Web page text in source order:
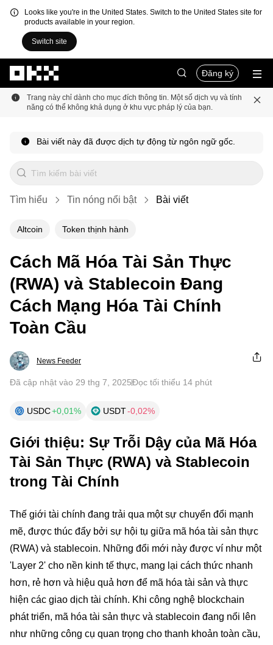
Looks like you're in the United States. Switch to the United States site for
products available in your region.
Switch site
Đăng ký
Trang này chỉ dành cho mục đích thông tin. Một số dịch vụ và tính
năng có thể không khả dụng ở khu vực pháp lý của bạn.
Bài viết này đã được dịch tự động từ ngôn ngữ gốc.
Tìm hiểu Tin nóng nổi bật Bài viết
Altcoin Token thịnh hành
Cách Mã Hóa Tài Sản Thực
(RWA) và Stablecoin Đang
Cách Mạng Hóa Tài Chính
Toàn Cầu
News Feeder
Đã cập nhật vào 29 thg 7, 2025Đọc tối thiểu 14 phút
USDC+0,01% USDT-0,02%
Giới thiệu: Sự Trỗi Dậy của Mã Hóa
Tài Sản Thực (RWA) và Stablecoin
trong Tài Chính
Thế giới tài chính đang trải qua một sự chuyển đổi mạnh
mẽ, được thúc đẩy bởi sự hội tụ giữa mã hóa tài sản thực
(RWA) và stablecoin. Những đổi mới này được ví như một
'Layer 2' cho nền kinh tế thực, mang lại cách thức nhanh
hơn, rẻ hơn và hiệu quả hơn để mã hóa tài sản và thực
hiện các giao dịch tài chính. Khi công nghệ blockchain
phát triển, mã hóa tài sản thực và stablecoin đang nổi lên
như những công cụ quan trọng cho thanh khoản toàn cầu,